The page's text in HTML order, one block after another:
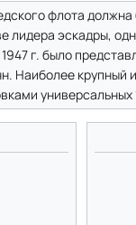
флота должна
лидера эскадры,
г. было
крупный